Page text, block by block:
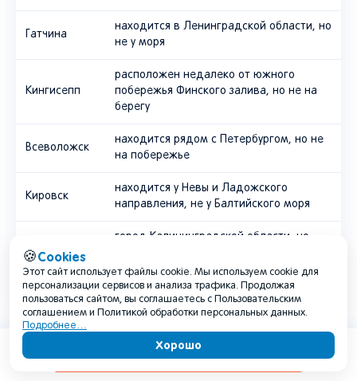
Гатчина
находится в Ленинградской области, но
не у моря
Кингисепп
расположен недалеко от южного
побережья Финского залива, но не на
берегу
Всеволожск
находится рядом с Петербургом, но не
на побережье
Кировск
находится у Невы и Ладожского
направления, не у Балтийского моря
город Калининградской области, но
Советск
город Калининградской области на
Немане, не у Балтийского моря
Куда поехать на Балтийское море в
России
Содержание
🍪Cookies
Этот сайт использует файлы cookie. Мы используем cookie для
персонализации сервисов и анализа трафика. Продолжая
пользоваться сайтом, вы соглашаетесь с Пользовательским
соглашением и Политикой обработки персональных данных.
Подробнее…
Хорошо